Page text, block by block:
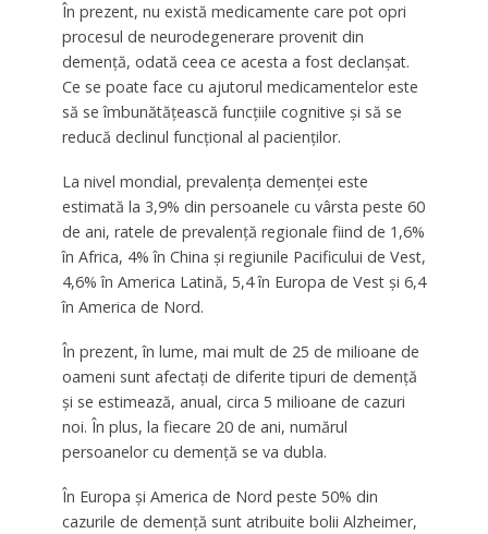
În prezent, nu există medicamente care pot opri
procesul de neurodegenerare provenit din
demenţă, odată ceea ce acesta a fost declanşat.
Ce se poate face cu ajutorul medicamentelor este
să se îmbunătăţească funcţiile cognitive şi să se
reducă declinul funcţional al pacienţilor.
La nivel mondial, prevalenţa demenţei este
estimată la 3,9% din persoanele cu vârsta peste 60
de ani, ratele de prevalenţă regionale fiind de 1,6%
în Africa, 4% în China şi regiunile Pacificului de Vest,
4,6% în America Latină, 5,4 în Europa de Vest şi 6,4
în America de Nord.
În prezent, în lume, mai mult de 25 de milioane de
oameni sunt afectaţi de diferite tipuri de demenţă
şi se estimează, anual, circa 5 milioane de cazuri
noi. În plus, la fiecare 20 de ani, numărul
persoanelor cu demenţă se va dubla.
În Europa şi America de Nord peste 50% din
cazurile de demenţă sunt atribuite bolii Alzheimer,